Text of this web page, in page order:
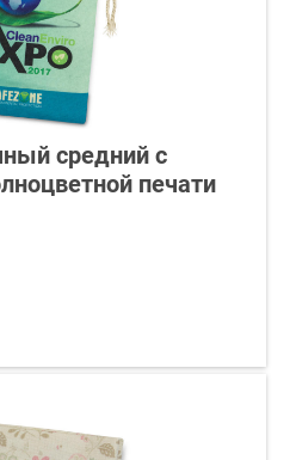
средний с
печати